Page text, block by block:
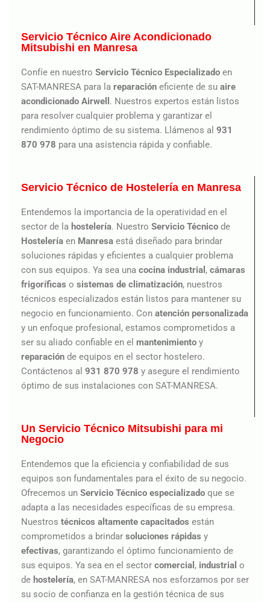
Servicio Técnico Aire Acondicionado
Mitsubishi en Manresa
Confíe en nuestro Servicio Técnico Especializado en
SAT-MANRESA para la reparación eficiente de su aire
acondicionado Airwell . Nuestros expertos están listos
para resolver cualquier problema y garantizar el
rendimiento óptimo de su sistema. Llámenos al 931
870 978 para una asistencia rápida y confiable.
Servicio Técnico de Hostelería en Manresa
Entendemos la importancia de la operatividad en el
sector de la hostelería. Nuestro Servicio Técnico de
Hostelería en Manresa está diseñado para brindar
soluciones rápidas y eficientes a cualquier problema
con sus equipos. Ya sea una cocina industrial , cámaras
frigoríficas o sistemas de climatización, nuestros
técnicos especializados están listos para mantener su
negocio en funcionamiento. Con atención personalizada
y un enfoque profesional, estamos comprometidos a
ser su aliado confiable en el mantenimiento y
reparación de equipos en el sector hostelero.
Contáctenos al 931 870 978 y asegure el rendimiento
óptimo de sus instalaciones con SAT-MANRESA.
Un Servicio Técnico Mitsubishi para mi
Negocio
Entendemos que la eficiencia y confiabilidad de sus
equipos son fundamentales para el éxito de su negocio.
Ofrecemos un Servicio Técnico especializado que se
adapta a las necesidades específicas de su empresa.
Nuestros técnicos altamente capacitados están
comprometidos a brindar soluciones rápidas y
efectivas, garantizando el óptimo funcionamiento de
sus equipos. Ya sea en el sector comercial , industrial o
de hostelería, en SAT-MANRESA nos esforzamos por ser
su socio de confianza en la gestión técnica de sus